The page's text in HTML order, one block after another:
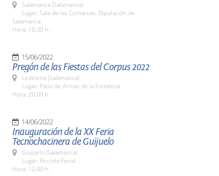
Salamanca (Salamanca)
Lugar: Sala de las Comarcas. Diputación de
Salamanca.
Hora: 10:30 h.
15/06/2022
Pregón de las Fiestas del Corpus 2022
Ledesma (Salamanca)
Lugar: Patio de Armas de la Fortaleza
Hora: 20.00 h.
14/06/2022
Inauguración de la XX Feria
Tecnochacinera de Guijuelo
Guijuelo (Salamanca)
Lugar: Recinto Ferial
Hora: 12:00 h.